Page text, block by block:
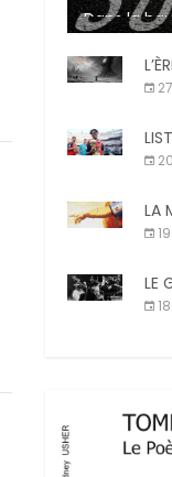
Dans la
fait de ne
signe
sanctions
LA
LE